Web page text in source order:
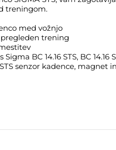
treningom.
med vožnjo
trening
BC 14.16 STS, BC 14.16
senzor kadence, magnet